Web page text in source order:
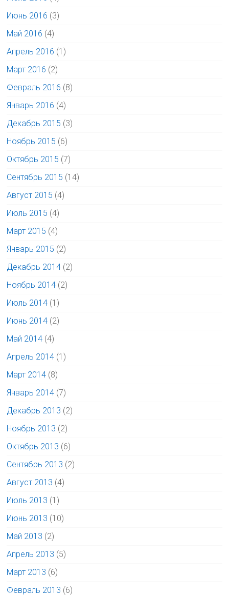
Июнь 2016 (3)
Май 2016 (4)
Апрель 2016 (1)
Март 2016 (2)
Февраль 2016 (8)
Январь 2016 (4)
Декабрь 2015 (3)
Ноябрь 2015 (6)
Октябрь 2015 (7)
Сентябрь 2015 (14)
Август 2015 (4)
Июль 2015 (4)
Март 2015 (4)
Январь 2015 (2)
Декабрь 2014 (2)
Ноябрь 2014 (2)
Июль 2014 (1)
Июнь 2014 (2)
Май 2014 (4)
Апрель 2014 (1)
Март 2014 (8)
Январь 2014 (7)
Декабрь 2013 (2)
Ноябрь 2013 (2)
Октябрь 2013 (6)
Сентябрь 2013 (2)
Август 2013 (4)
Июль 2013 (1)
Июнь 2013 (10)
Май 2013 (2)
Апрель 2013 (5)
Март 2013 (6)
Февраль 2013 (6)